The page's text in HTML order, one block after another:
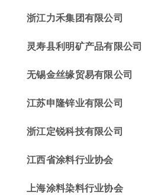
浙江力禾集团有限公司
灵寿县利明矿产品有限公司
无锡金丝缘贸易有限公司
江苏申隆锌业有限公司
浙江定锐科技有限公司
江西省涂料行业协会
上海涂料染料行业协会